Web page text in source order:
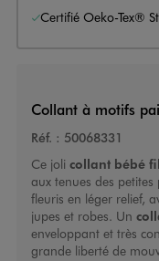
Certifié Oeko-Tex®
Collant à motifs
Réf. : 50068331
Ce joli collant bébé
aux tenues des
fleuris en léger relief,
jupes et robes. Un
enveloppant et très
grande liberté de